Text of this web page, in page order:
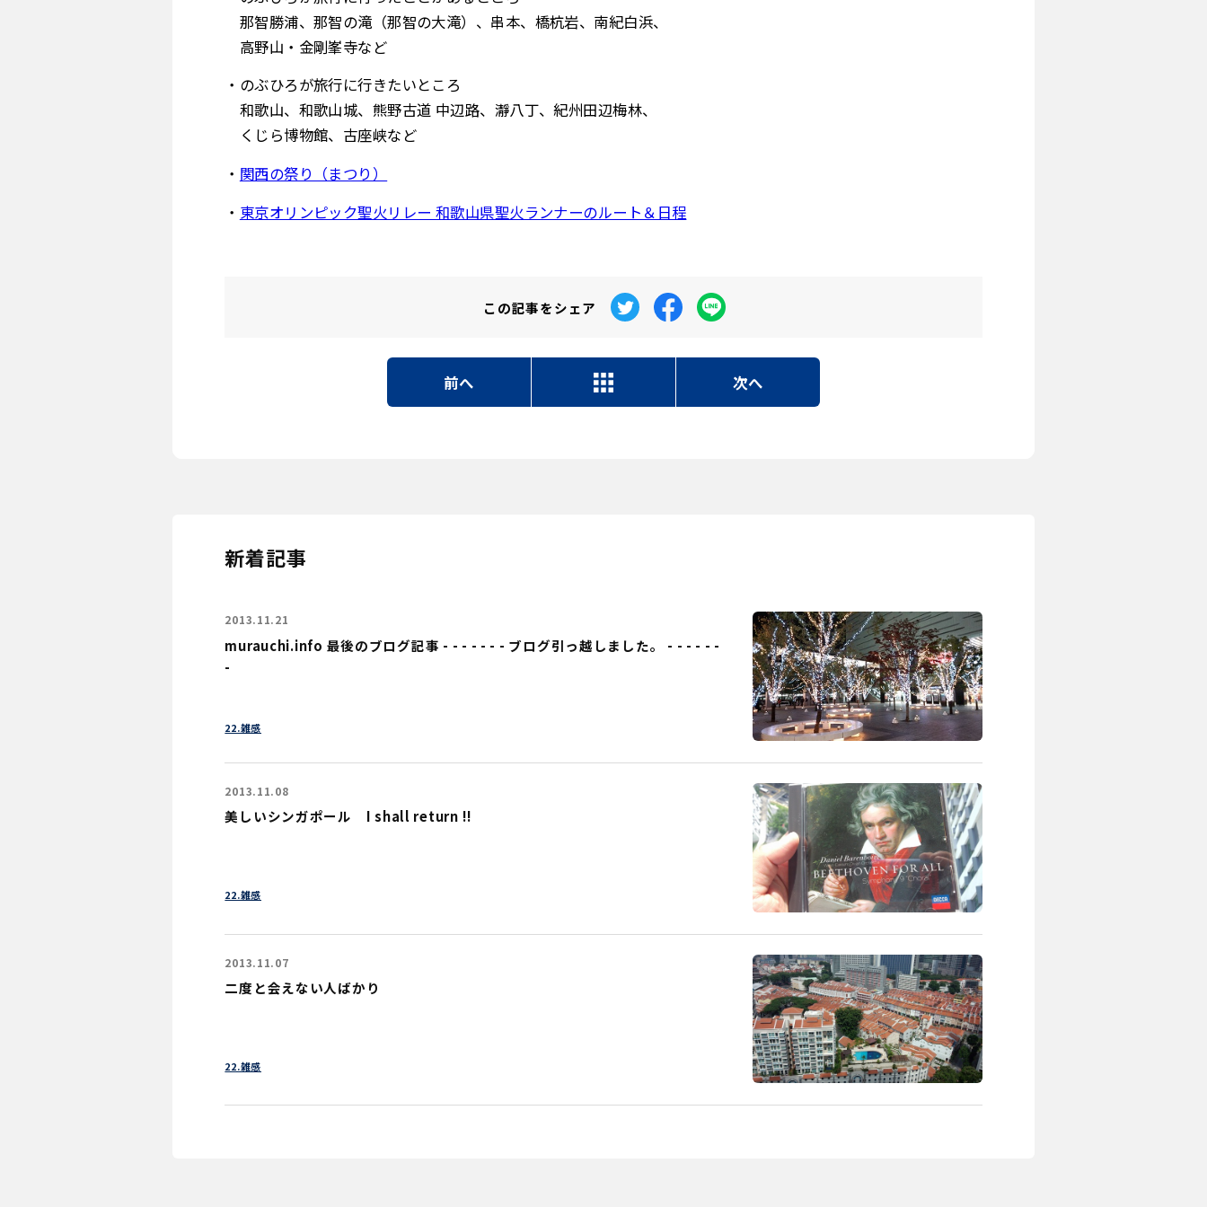
那智勝浦、那智の滝（那智の大滝）、串本、橋杭岩、南紀白浜、
高野山・金剛峯寺など
・のぶひろが旅行に行きたいところ
和歌山、和歌山城、熊野古道 中辺路、瀞八丁、紀州田辺梅林、
くじら博物館、古座峡など
・ 関西の祭り（まつり）
・ 東京オリンピック聖火リレー 和歌山県聖火ランナーのルート＆日程
この記事をシェア
前へ 次へ
新着記事
murauchi.info 最後のブログ記事 - - - - - - - ブログ引っ越しました。 - - - - - -
-
22.雑感
2013.11.21
美しいシンガポール I shall return !!
22.雑感
2013.11.08
二度と会えない人ばかり
22.雑感
2013.11.07